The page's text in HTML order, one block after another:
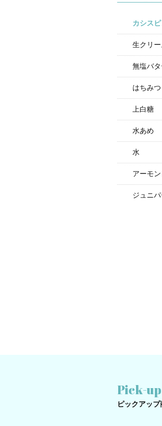
カシス
生クリー
無塩バタ
はちみつ
上白糖
水あめ
水
アーモン
ジュニ
Pick-up
ピックアップ